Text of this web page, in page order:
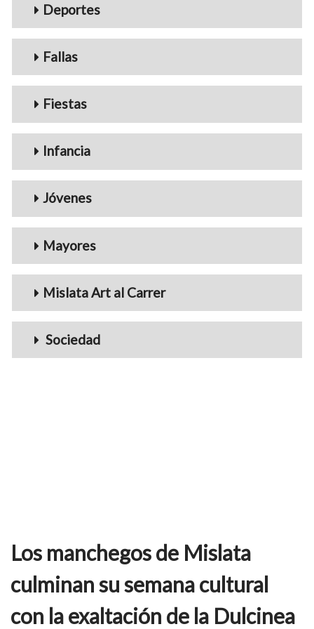
Deportes
Fallas
Fiestas
Infancia
Jóvenes
Mayores
Mislata Art al Carrer
Sociedad
Los manchegos de Mislata
culminan su semana cultural
con la exaltación de la Dulcinea